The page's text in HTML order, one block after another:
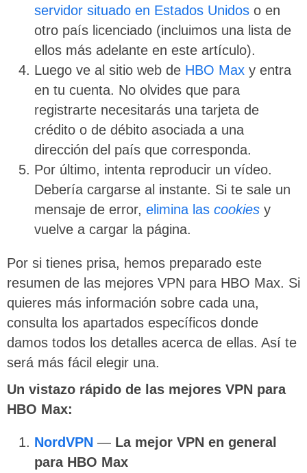
servidor situado en Estados Unidos o en
otro país licenciado (incluimos una lista de
ellos más adelante en este artículo).
Luego ve al sitio web de HBO Max y entra
en tu cuenta. No olvides que para
registrarte necesitarás una tarjeta de
crédito o de débito asociada a una
dirección del país que corresponda.
Por último, intenta reproducir un vídeo.
Debería cargarse al instante. Si te sale un
mensaje de error, elimina las cookies y
vuelve a cargar la página.
Por si tienes prisa, hemos preparado este
resumen de las mejores VPN para HBO Max. Si
quieres más información sobre cada una,
consulta los apartados específicos donde
damos todos los detalles acerca de ellas. Así te
será más fácil elegir una.
Un vistazo rápido de las mejores VPN para
HBO Max:
NordVPN — La mejor VPN en general
para HBO Max